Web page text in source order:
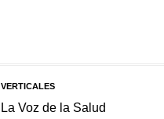
VERTICALES
La Voz de la Salud